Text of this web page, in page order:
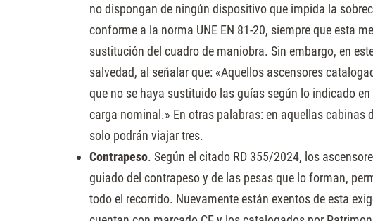
no dispongan de ningún dispositivo que impida la
conforme a la norma UNE EN 81-20, siempre que esta
sustitución del cuadro de maniobra. Sin embargo, en
salvedad, al señalar que: «Aquellos ascensores
que no se haya sustituido las guías según lo indicado
carga nominal.» En otras palabras: en aquellas cabinas
solo podrán viajar tres.
Contrapeso. Según el citado RD 355/2024, los
guiado del contrapeso y de las pesas que lo forman,
todo el recorrido. Nuevamente están exentos de esta